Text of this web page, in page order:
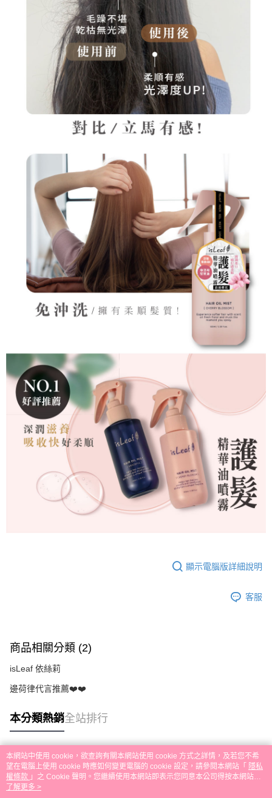
顯示電腦版詳細說明
客服
商品相關分類 (2)
isLeaf 依絲莉
邊荷律代言推薦❤️❤️
本分類熱銷全站排行
熱門標籤
本網站中使用 cookie，欲查詢有關本網站使用 cookie 方式之詳情，及若您不希
望在電腦上使用 cookie 時應如何變更電腦的 cookie 設定，請參閱本網站「 隱私
權條款 」之 Cookie 聲明。您繼續使用本網站即表示您同意本公司得按本網站使
用條款之 Cookie 聲明使用 cookie。
了解更多 >